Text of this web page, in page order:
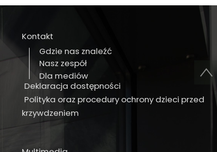
Kontakt
Gdzie nas znaleźć
Nasz zespół
Dla mediów
Deklaracja dostępności
Polityka oraz procedury ochrony dzieci przed
krzywdzeniem